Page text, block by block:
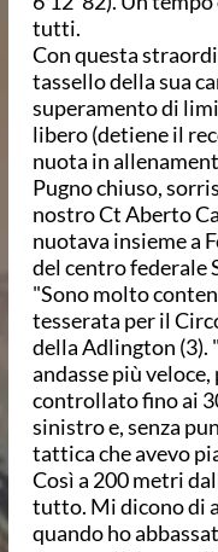
tutti.
Con questa
tassello della sua
superamento di
libero (detiene il
nuota in
Pugno chiuso,
nostro Ct Aberto
nuotava insieme a
del centro federale
"Sono molto
tesserata per il
della Adlington (3).
andasse più
controllato fino ai
sinistro e, senza
tattica che avevo
Così a 200 metri
tutto. Mi dicono di
quando ho